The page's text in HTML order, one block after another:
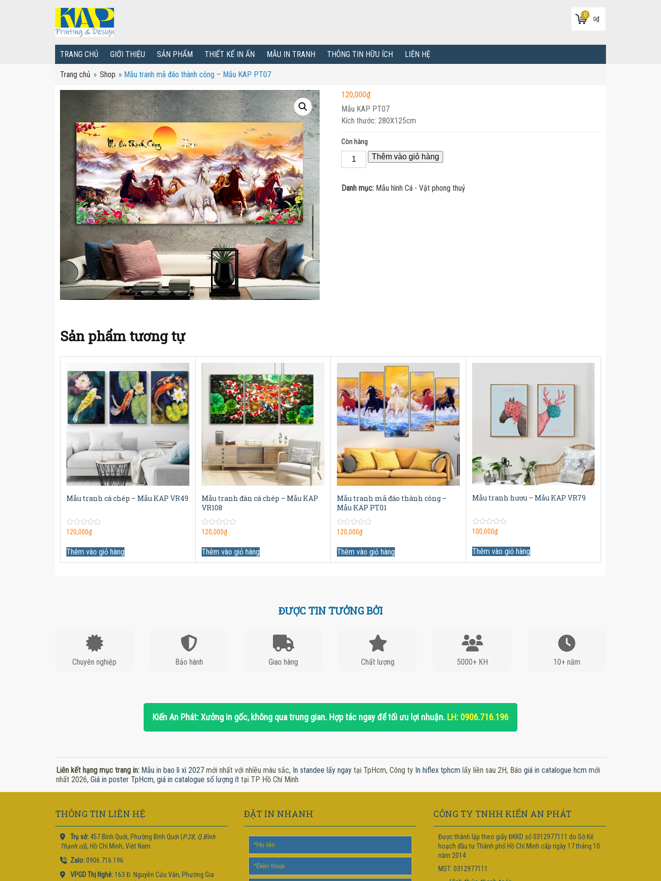
0
0₫
TRANG CHỦ GIỚI THIỆU SẢN PHẨM THIẾT KẾ IN ẤN MẪU IN TRANH THÔNG TIN HỮU ÍCH LIÊN HỆ
Trang chủ » Shop » Mẫu tranh mã đáo thành công – Mẫu KAP PT07
120,000₫
Mẫu KAP PT07
Kích thước: 280X125cm
Còn hàng
Thêm vào giỏ hàng
Danh mục: Mẫu hình Cá - Vật phong thuỷ
Sản phẩm tương tự
Mẫu tranh cá chép – Mẫu KAP VR49
0
5
120,000₫
Thêm vào giỏ hàng
Mẫu tranh đàn cá chép – Mẫu KAP
VR108
0
5
120,000₫
Thêm vào giỏ hàng
Mẫu tranh mã đáo thành công –
Mẫu KAP PT01
0
5
120,000₫
Thêm vào giỏ hàng
Mẫu tranh hươu – Mẫu KAP VR79
0
5
100,000₫
Thêm vào giỏ hàng
ĐƯỢC TIN TƯỞNG BỞI
Chuyên nghiệp Bảo hành Giao hàng Chất lượng 5000+ KH 10+ năm
Kiến An Phát: Xưởng in gốc, không qua trung gian. Hợp tác ngay để tối ưu lợi nhuận. LH: 0906.716.196
Liên kết hạng mục trang in: Mẫu in bao lì xì 2027 mới nhất với nhiều màu sắc, In standee lấy ngay tại TpHcm, Công ty In hiflex tphcm lấy liền sau 2H, Báo giá in catalogue hcm mới
nhất 2026, Giá in poster TpHcm, giá in catalogue số lượng ít tại TP Hồ Chí Minh
THÔNG TIN LIÊN HỆ
Trụ sở:457 Bình Quới, Phường Bình Quới (P.28, Q.Bình
Thạnh cũ), Hồ Chí Minh, Việt Nam
Zalo:0906.716.196
VPGD Thị Nghè: 163 Đ. Nguyễn Cửu Vân, Phường Gia
ĐẶT IN NHANH CÔNG TY TNHH KIẾN AN PHÁT
Được thành lập theo giấy ĐKKD số 0312977111 do Sở Kế
hoạch đầu tư Thành phố Hồ Chí Minh cấp ngày 17 tháng 10
năm 2014
MST: 0312977111